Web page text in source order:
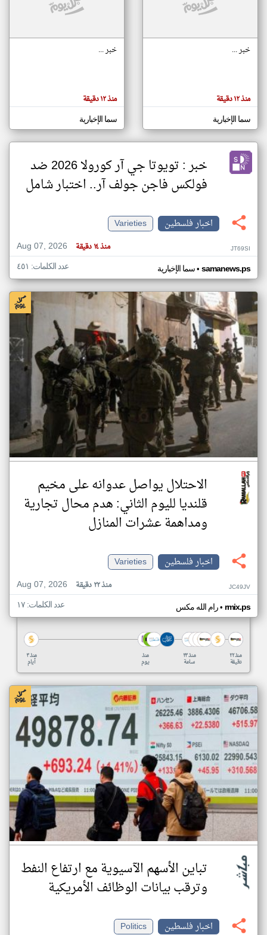
خبر ...
منذ ١٢ دقيقة
سما الإخبارية
خبر ...
منذ ١٢ دقيقة
سما الإخبارية
خبر : تويوتا جي آر كورولا 2026 ضد
فولكس فاجن جولف آر.. اختبار شامل
اخبار فلسطين
Varieties
Aug 07, 2026
منذ ١٤ دقيقة JT69SI
سما الإخبارية• samanews.ps عدد الكلمات: ٤٥١
الاحتلال يواصل عدوانه على مخيم
قلنديا لليوم الثاني: هدم محال تجارية
ومداهمة عشرات المنازل
اخبار فلسطين
Varieties
Aug 07, 2026
منذ ٢٢ دقيقة JC49JV
رام الله مكس• rmix.ps عدد الكلمات: ١٧
منذ ٣
أيام
منذ
يوم
منذ ٢٣
ساعة
منذ ٢٢
دقيقة
تباين الأسهم الآسيوية مع ارتفاع النفط
وترقب بيانات الوظائف الأمريكية
اخبار فلسطين Politics